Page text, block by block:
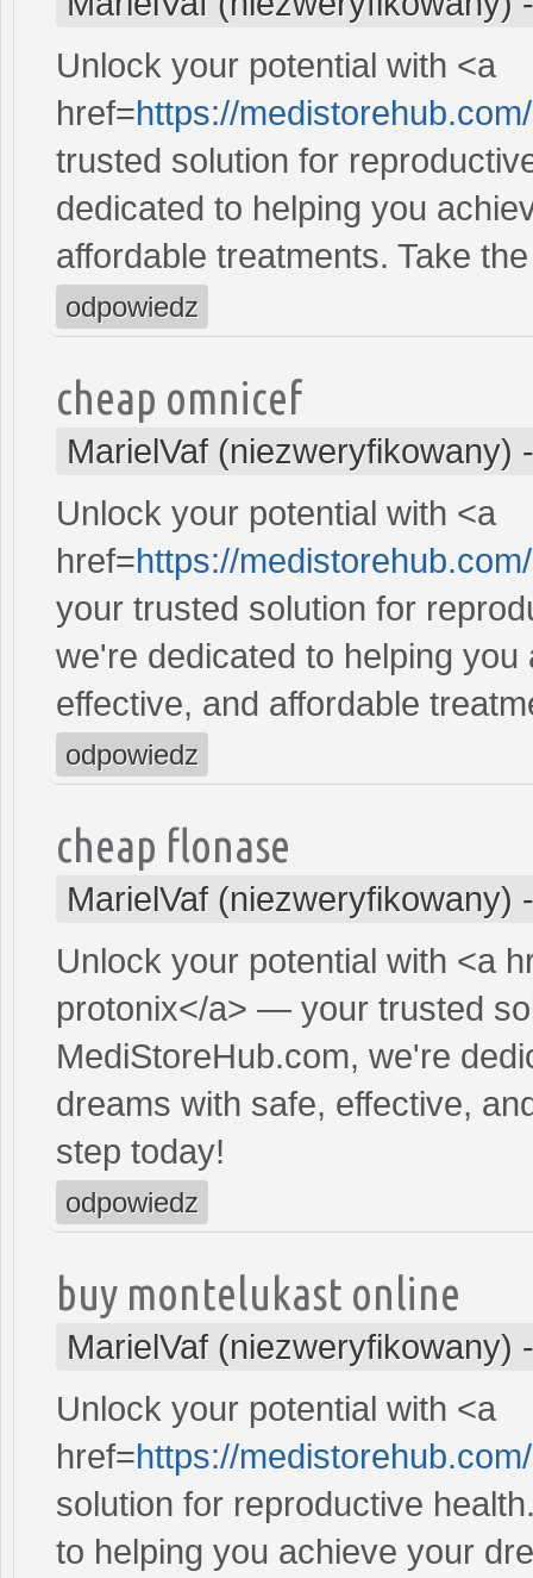
Unlock your potential with <a
href=https://
trusted solution for
dedicated to helping you
affordable treatments. Take
odpowiedz
cheap omnicef
MarielVaf (niezweryfikowany)
Unlock your potential with <a
href=https://
your trusted solution for
we're dedicated to helping
effective, and affordable
odpowiedz
cheap flonase
MarielVaf (niezweryfikowany)
Unlock your potential with <a
protonix</a> — your trusted
MediStoreHub.com, we're
dreams with safe, effective,
step today!
odpowiedz
buy montelukast online
MarielVaf (niezweryfikowany)
Unlock your potential with <a
href=https://
solution for reproductive
to helping you achieve your